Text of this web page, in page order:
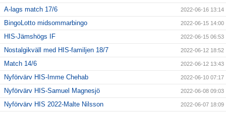
A-lags match 17/6 2022-06-16 13:14
BingoLotto midsommarbingo 2022-06-15 14:00
HIS-Jämshögs IF 2022-06-15 06:53
Nostalgikväll med HIS-familjen 18/7 2022-06-12 18:52
Match 14/6 2022-06-12 13:43
Nyförvärv HIS-Imme Chehab 2022-06-10 07:17
Nyförvärv HIS-Samuel Magnesjö 2022-06-08 09:03
Nyförvärv HIS 2022-Malte Nilsson 2022-06-07 18:09